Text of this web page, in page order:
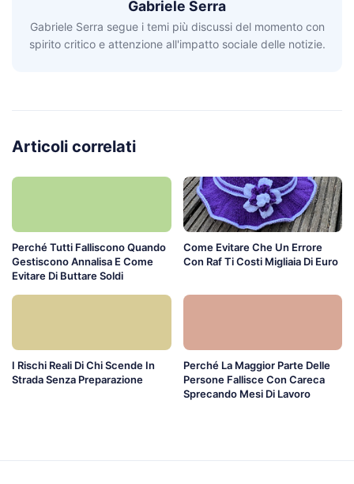
Gabriele Serra
Gabriele Serra segue i temi più discussi del momento con
spirito critico e attenzione all'impatto sociale delle notizie.
Articoli correlati
Perché Tutti Falliscono Quando
Gestiscono Annalisa E Come
Evitare Di Buttare Soldi
Come Evitare Che Un Errore
Con Raf Ti Costi Migliaia Di Euro
I Rischi Reali Di Chi Scende In
Strada Senza Preparazione
Perché La Maggior Parte Delle
Persone Fallisce Con Careca
Sprecando Mesi Di Lavoro